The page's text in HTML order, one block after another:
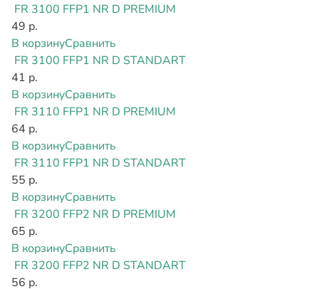
FR 3100 FFP1 NR D PREMIUM
49 р.
В корзинуСравнить
FR 3100 FFP1 NR D STANDART
41 р.
В корзинуСравнить
FR 3110 FFP1 NR D PREMIUM
64 р.
В корзинуСравнить
FR 3110 FFP1 NR D STANDART
55 р.
В корзинуСравнить
FR 3200 FFP2 NR D PREMIUM
65 р.
В корзинуСравнить
FR 3200 FFP2 NR D STANDART
56 р.